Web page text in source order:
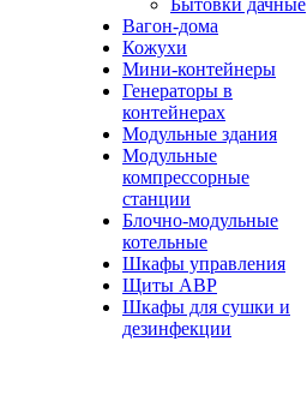
Бытовки дачные
Вагон-дома
Кожухи
Мини-контейнеры
Генераторы в
контейнерах
Модульные здания
Модульные
компрессорные
станции
Блочно-модульные
котельные
Шкафы управления
Щиты АВР
Шкафы для сушки и
дезинфекции